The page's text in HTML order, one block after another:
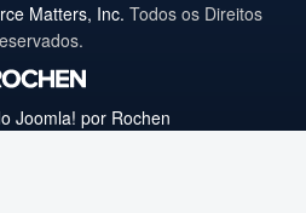
Matters, Inc. Todos os Direitos
Joomla! por Rochen